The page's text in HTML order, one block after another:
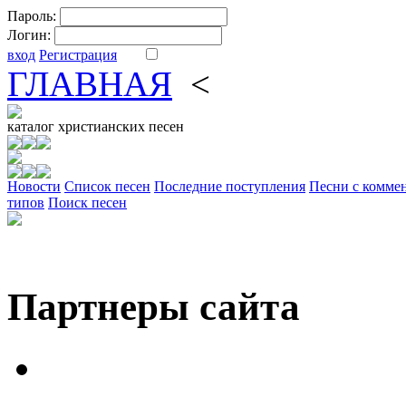
Пароль:
Логин:
вход Регистрация
ГЛАВНАЯ <
каталог христианских песен
Новости Cписок песен Последние поступления Песни с
типов Поиск песен
Партнеры сайта